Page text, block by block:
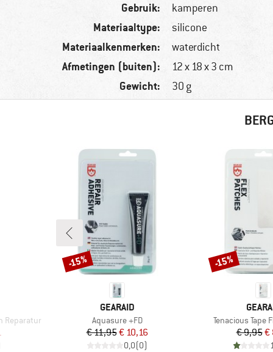
Gebruik: kamperen
Materiaaltype: silicone
Materiaalkenmerken: waterdicht
Afmetingen (buiten): 12 x 18 x 3 cm
Gewicht: 30 g
Reparatur
prijs
MERK
GEARAID
Artikel
Aquasure +FD
Prijs
€ 11,95Verlaagde prijs
€ 10,16
0,0(0)
Korting
-15%
MERK
Artikel
Tenacious Tape
€ 9,95€
Korting
-15%